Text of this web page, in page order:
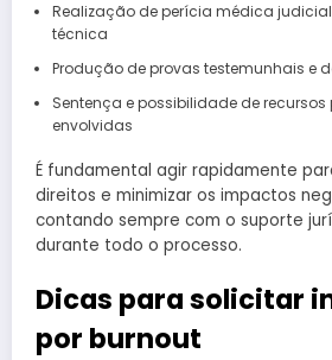
Realização de perícia médica
técnica
Produção de provas testemunhais e
Sentença e possibilidade de recursos
envolvidas
É fundamental agir rapidamente
direitos e minimizar os impactos
contando sempre com o suporte
durante todo o processo.
Dicas para solicitar
por burnout